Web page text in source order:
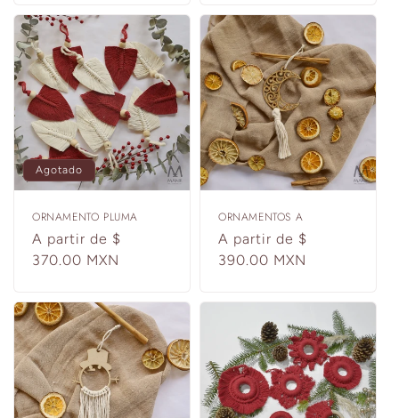
Agotado
ORNAMENTO PLUMA
Precio
habitual
A partir de $
370.00 MXN
ORNAMENTOS A
Precio
habitual
A partir de $
390.00 MXN